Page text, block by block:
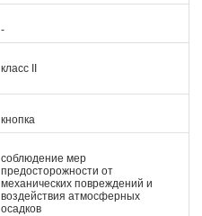
-
класс II
кнопка
соблюдение мер
предосторожности от
механических повреждений и
воздействия атмосферных
осадков